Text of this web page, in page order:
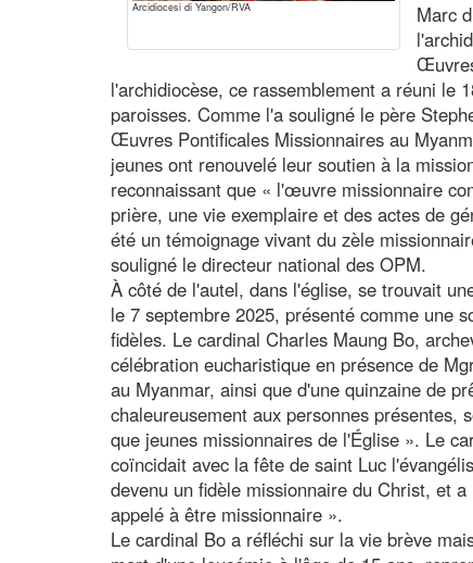
Arcidiocesi di Yangon/RVA
Marc
l'archidiocèse, ce rassemblement a réuni le
paroisses. Comme l'a souligné le père
Œuvres Pontificales Missionnaires au
jeunes ont renouvelé leur soutien à la
reconnaissant que « l'œuvre missionnaire
prière, une vie exemplaire et des actes de
été un témoignage vivant du zèle
souligné le directeur national des OPM.
À côté de l'autel, dans l'église, se trouvait
le 7 septembre 2025, présenté comme une
fidèles. Le cardinal Charles Maung Bo,
célébration eucharistique en présence de
au Myanmar, ainsi que d'une quinzaine de
chaleureusement aux personnes présentes,
que jeunes missionnaires de l'Église ». Le
coïncidait avec la fête de saint Luc
devenu un fidèle missionnaire du Christ, et
appelé à être missionnaire ».
Le cardinal Bo a réfléchi sur la vie brève